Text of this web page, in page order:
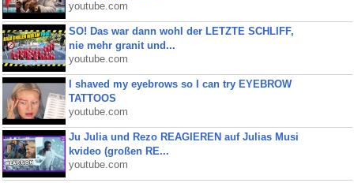
youtube.com
SO! Das war dann wohl der LETZTE SCHLIFF,
nie mehr granit und...
youtube.com
I shaved my eyebrows so I can try EYEBROW
TATTOOS
youtube.com
Ju Julia und Rezo REAGIEREN auf Julias Musi
kvideo (großen RE...
youtube.com